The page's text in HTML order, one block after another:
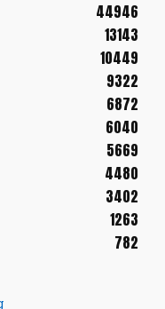
44946
13143
10449
9322
6872
6040
5669
4480
3402
1263
782